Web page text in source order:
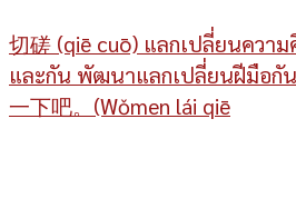
切磋 (qiē cuō) แลกเปลี่ยนควา
และกัน พัฒนาแลกเปลี่ยนฝีมือกัน
一下吧。(Wǒmen lái qiē